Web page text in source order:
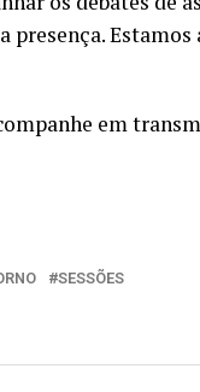
presença.
em
SESSÕES